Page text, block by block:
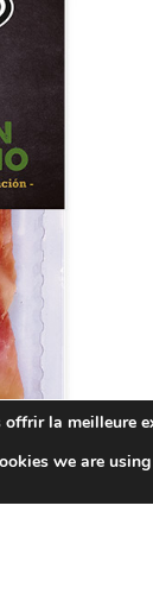
la meilleure
we are